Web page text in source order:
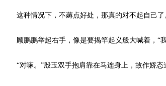
这种情况下，不薅点好处，那真的对不起自己了
顾鹏鹏举起右手，像是要揭竿起义般大喊着，“
“对嘛。”殷玉双手抱肩靠在马连身上，故作娇态